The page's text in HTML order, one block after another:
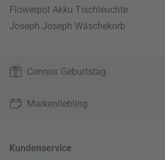
Flowerpot Akku Tischleuchte
Joseph Joseph Wäschekorb
Connox Geburtstag
Markenliebling
Kundenservice